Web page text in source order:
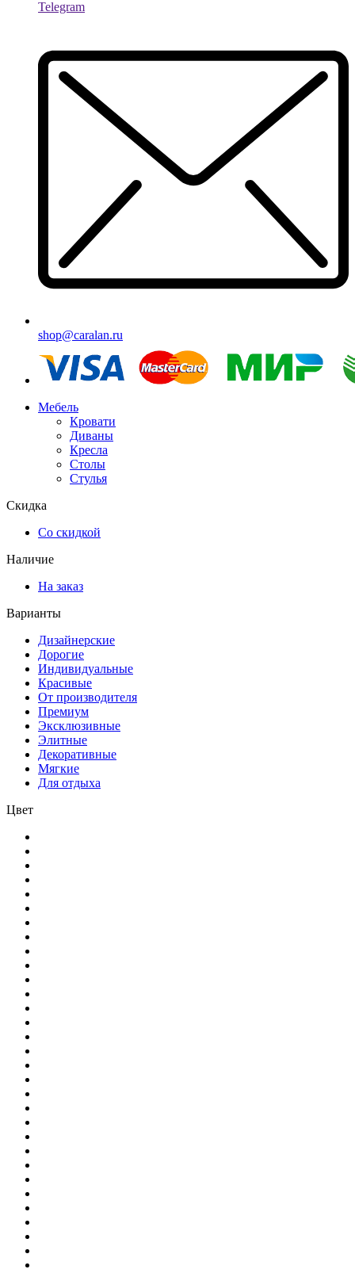
Telegram
shop@caralan.ru
Мебель
Кровати
Диваны
Кресла
Столы
Стулья
Скидка
Со скидкой
Наличие
На заказ
Варианты
Дизайнерские
Дорогие
Индивидуальные
Красивые
От производителя
Премиум
Эксклюзивные
Элитные
Декоративные
Мягкие
Для отдыха
Цвет